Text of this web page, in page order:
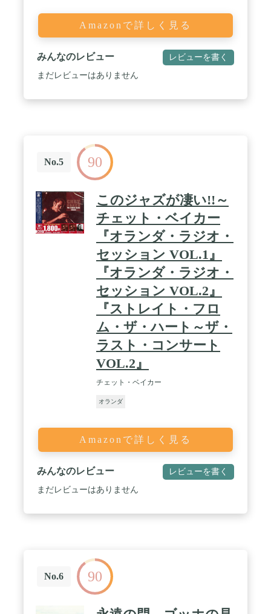
Amazonで詳しく見る
みんなのレビュー レビューを書く
まだレビューはありません
No.5 90
このジャズが凄い!!～
チェット・ベイカー
『オランダ・ラジオ・
セッション VOL.1』
『オランダ・ラジオ・
セッション VOL.2』
『ストレイト・フロ
ム・ザ・ハート～ザ・
ラスト・コンサート
VOL.2』
チェット・ベイカー
オランダ
Amazonで詳しく見る
みんなのレビュー レビューを書く
まだレビューはありません
No.6 90